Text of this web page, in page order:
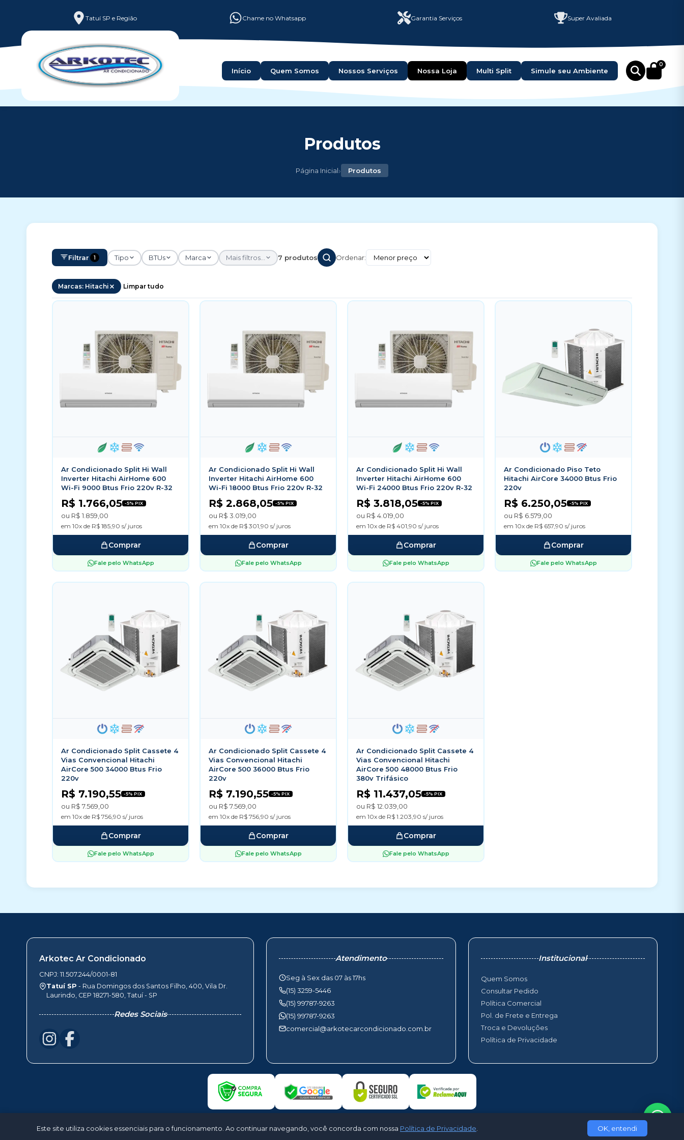
Tatuí SP e Região Chame no Whatsapp Garantia Serviços Super Avaliada
Início Quem Somos Nossos Serviços Nossa Loja Multi Split Simule seu Ambiente
0
Produtos
Página Inicial› Produtos
Filtrar 1 Tipo BTUs Marca Mais filtros... 7 produtos Ordenar:
Marcas: Hitachi Limpar tudo
Ar Condicionado Split Hi Wall
Inverter Hitachi AirHome 600
Wi-Fi 9000 Btus Frio 220v R-32
R$ 1.766,05 -5% PIX
ou R$ 1.859,00
em 10x de R$ 185,90 s/ juros
Comprar
Fale pelo WhatsApp
Ar Condicionado Split Hi Wall
Inverter Hitachi AirHome 600
Wi-Fi 18000 Btus Frio 220v R-32
R$ 2.868,05 -5% PIX
ou R$ 3.019,00
em 10x de R$ 301,90 s/ juros
Comprar
Fale pelo WhatsApp
Ar Condicionado Split Hi Wall
Inverter Hitachi AirHome 600
Wi-Fi 24000 Btus Frio 220v R-32
R$ 3.818,05 -5% PIX
ou R$ 4.019,00
em 10x de R$ 401,90 s/ juros
Comprar
Fale pelo WhatsApp
Ar Condicionado Piso Teto
Hitachi AirCore 34000 Btus Frio
220v
R$ 6.250,05 -5% PIX
ou R$ 6.579,00
em 10x de R$ 657,90 s/ juros
Comprar
Fale pelo WhatsApp
Ar Condicionado Split Cassete 4
Vias Convencional Hitachi
AirCore 500 34000 Btus Frio
220v
R$ 7.190,55 -5% PIX
ou R$ 7.569,00
em 10x de R$ 756,90 s/ juros
Comprar
Fale pelo WhatsApp
Ar Condicionado Split Cassete 4
Vias Convencional Hitachi
AirCore 500 36000 Btus Frio
220v
R$ 7.190,55 -5% PIX
ou R$ 7.569,00
em 10x de R$ 756,90 s/ juros
Comprar
Fale pelo WhatsApp
Ar Condicionado Split Cassete 4
Vias Convencional Hitachi
AirCore 500 48000 Btus Frio
380v Trifásico
R$ 11.437,05 -5% PIX
ou R$ 12.039,00
em 10x de R$ 1.203,90 s/ juros
Comprar
Fale pelo WhatsApp
Arkotec Ar Condicionado
CNPJ: 11.507.244/0001-81
Tatuí SP - Rua Domingos dos Santos Filho, 400, Vila Dr.
Laurindo, CEP 18271-580, Tatuí - SP
Redes Sociais
Atendimento
Seg à Sex das 07 às 17hs
(15) 3259-5446
(15) 99787-9263
(15) 99787-9263
comercial@arkotecarcondicionado.com.br
Institucional
Quem Somos
Consultar Pedido
Política Comercial
Pol. de Frete e Entrega
Troca e Devoluções
Política de Privacidade
©2026 - Arkotec Ar Condicionado. Todos os direitos reservados - Desenvolvido porCloudShops Web
Este site utiliza cookies essenciais para o funcionamento. Ao continuar navegando, você concorda com nossa Política de Privacidade OK, entendi